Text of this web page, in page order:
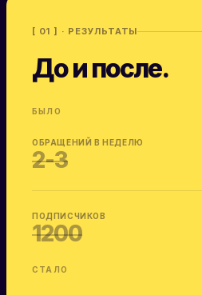
[ 01 ] · РЕЗУЛЬТАТЫ
До и после.
БЫЛО
ОБРАЩЕНИЙ В НЕДЕЛЮ
2-3
ПОДПИСЧИКОВ
1200
СТАЛО